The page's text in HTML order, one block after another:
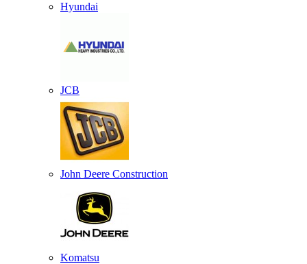
Hyundai
JCB
John Deere Construction
Komatsu